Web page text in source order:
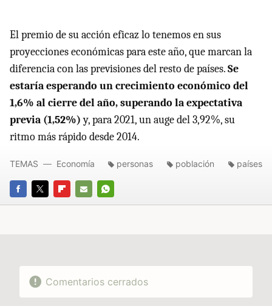
El premio de su acción eficaz lo tenemos en sus
proyecciones económicas para este año, que marcan la
diferencia con las previsiones del resto de países.Se
estaría esperando un crecimiento económico del
1,6% al cierre del año, superando la expectativa
previa (1,52%)y, para 2021, un auge del 3,92%, su
ritmo más rápido desde 2014.
FACEBOOK
TWITTERFLIPBOARD
E-
WHATSAPP
TEMAS Economía personas población países
Comentarios cerrados